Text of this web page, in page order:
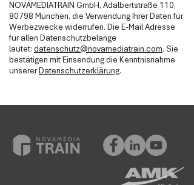
NOVAMEDIATRAIN GmbH, Adalbertstraße 110,
80798 München, die Verwendung Ihrer Daten für
Werbezwecke widerrufen. Die E-Mail Adresse
für allen Datenschutzbelange
lautet: datenschutz@novamediatrain.com. Sie
bestätigen mit Einsendung die Kenntnisnahme
unsererDatenschutzerklärung.